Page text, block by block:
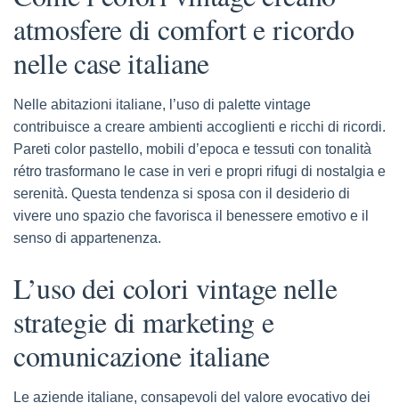
atmosfere di comfort e ricordo
nelle case italiane
Nelle abitazioni italiane, l’uso di palette vintage
contribuisce a creare ambienti accoglienti e ricchi di ricordi.
Pareti color pastello, mobili d’epoca e tessuti con tonalità
rétro trasformano le case in veri e propri rifugi di nostalgia e
serenità. Questa tendenza si sposa con il desiderio di
vivere uno spazio che favorisca il benessere emotivo e il
senso di appartenenza.
L’uso dei colori vintage nelle
strategie di marketing e
comunicazione italiane
Le aziende italiane, consapevoli del valore evocativo dei